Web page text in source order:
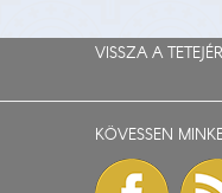
VISSZA A
KÖVESSEN